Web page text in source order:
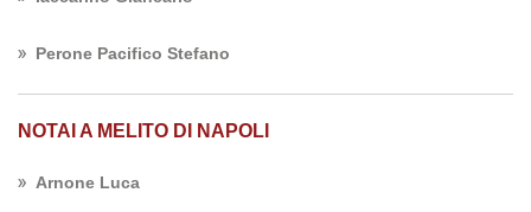
Perone Pacifico Stefano
NOTAI A MELITO DI NAPOLI
Arnone Luca